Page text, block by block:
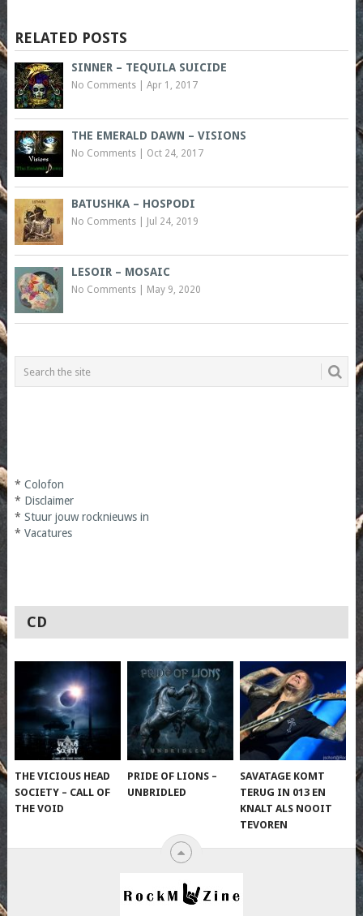
RELATED POSTS
SINNER – TEQUILA SUICIDE
No Comments| Apr 1, 2017
THE EMERALD DAWN – VISIONS
No Comments| Oct 24, 2017
BATUSHKA – HOSPODI
No Comments| Jul 24, 2019
LESOIR – MOSAIC
No Comments| May 9, 2020
* Colofon
* Disclaimer
* Stuur jouw rocknieuws in
* Vacatures
CD
THE VICIOUS HEAD
SOCIETY – CALL OF
THE VOID
PRIDE OF LIONS –
UNBRIDLED
SAVATAGE KOMT
TERUG IN 013 EN
KNALT ALS NOOIT
TEVOREN